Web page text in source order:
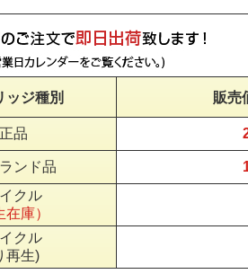
ッジ種別 販売
品
ンド品
クル
在庫）
クル
再生)